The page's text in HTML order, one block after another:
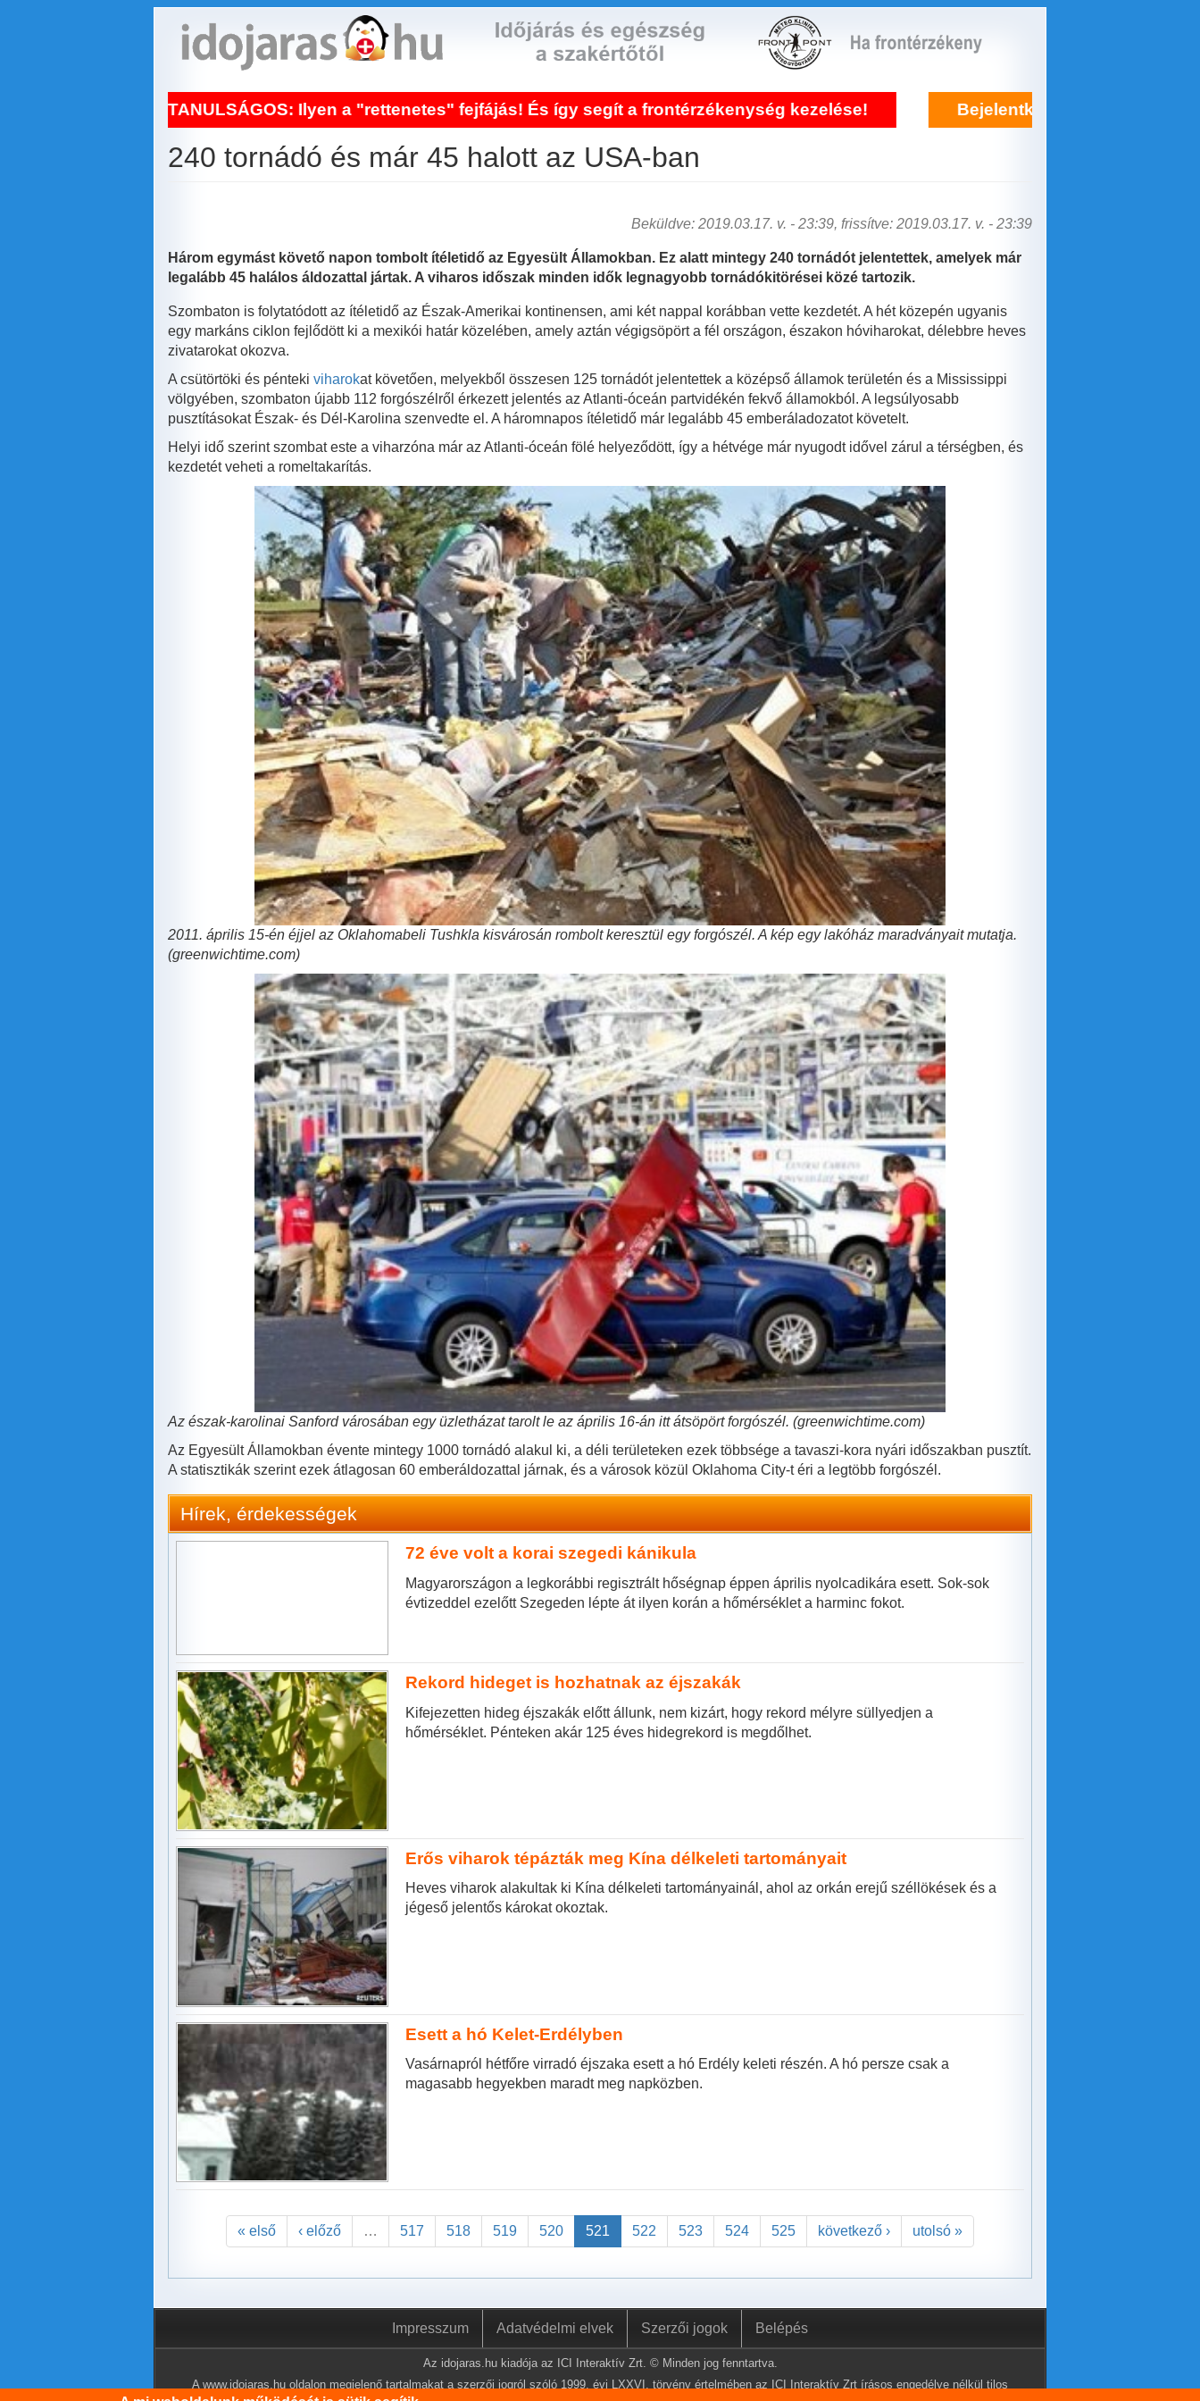
NAPI TANULSÁGOS: Ilyen a "rettenetes" fejfájás! És így segít a frontérzékenység kezelése! Bejelentkezés frontérzékenység
240 tornádó és már 45 halott az USA-ban
Beküldve: 2019.03.17. v. - 23:39, frissítve: 2019.03.17. v. - 23:39
Három egymást követő napon tombolt ítéletidő az Egyesült Államokban. Ez alatt mintegy 240 tornádót jelentettek, amelyek már
legalább 45 halálos áldozattal jártak. A viharos időszak minden idők legnagyobb tornádókitörései közé tartozik.
Szombaton is folytatódott az ítéletidő az Észak-Amerikai kontinensen, ami két nappal korábban vette kezdetét. A hét közepén ugyanis
egy markáns ciklon fejlődött ki a mexikói határ közelében, amely aztán végigsöpört a fél országon, északon hóviharokat, délebbre heves
zivatarokat okozva.
A csütörtöki és pénteki viharokat követően, melyekből összesen 125 tornádót jelentettek a középső államok területén és a Mississippi
völgyében, szombaton újabb 112 forgószélről érkezett jelentés az Atlanti-óceán partvidékén fekvő államokból. A legsúlyosabb
pusztításokat Észak- és Dél-Karolina szenvedte el. A háromnapos ítéletidő már legalább 45 emberáladozatot követelt.
Helyi idő szerint szombat este a viharzóna már az Atlanti-óceán fölé helyeződött, így a hétvége már nyugodt idővel zárul a térségben, és
kezdetét veheti a romeltakarítás.
2011. április 15-én éjjel az Oklahomabeli Tushkla kisvárosán rombolt keresztül egy forgószél. A kép egy lakóház maradványait mutatja.
(greenwichtime.com)
Az észak-karolinai Sanford városában egy üzletházat tarolt le az április 16-án itt átsöpört forgószél. (greenwichtime.com)
Az Egyesült Államokban évente mintegy 1000 tornádó alakul ki, a déli területeken ezek többsége a tavaszi-kora nyári időszakban pusztít.
A statisztikák szerint ezek átlagosan 60 emberáldozattal járnak, és a városok közül Oklahoma City-t éri a legtöbb forgószél.
Hírek, érdekességek
72 éve volt a korai szegedi kánikula
Magyarországon a legkorábbi regisztrált hőségnap éppen április nyolcadikára esett. Sok-sok
évtizeddel ezelőtt Szegeden lépte át ilyen korán a hőmérséklet a harminc fokot.
Rekord hideget is hozhatnak az éjszakák
Kifejezetten hideg éjszakák előtt állunk, nem kizárt, hogy rekord mélyre süllyedjen a
hőmérséklet. Pénteken akár 125 éves hidegrekord is megdőlhet.
Erős viharok tépázták meg Kína délkeleti tartományait
Heves viharok alakultak ki Kína délkeleti tartományainál, ahol az orkán erejű széllökések és a
jégeső jelentős károkat okoztak.
Esett a hó Kelet-Erdélyben
Vasárnapról hétfőre virradó éjszaka esett a hó Erdély keleti részén. A hó persze csak a
magasabb hegyekben maradt meg napközben.
« első ‹ előző … 517 518 519 520 521 522 523 524 525 következő › utolsó »
Impresszum Adatvédelmi elvek Szerzői jogok Belépés
Az idojaras.hu kiadója az ICI Interaktív Zrt. © Minden jog fenntartva.
A www.idojaras.hu oldalon megjelenő tartalmakat a szerzői jogról szóló 1999. évi LXXVI. törvény értelmében az ICI Interaktív Zrt írásos engedélye nélkül tilos